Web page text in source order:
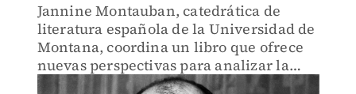
Jannine Montauban, catedrática de
literatura española de la Universidad de
Montana, coordina un libro que ofrece
nuevas perspectivas para analizar la
obra de Luis Buñuel.